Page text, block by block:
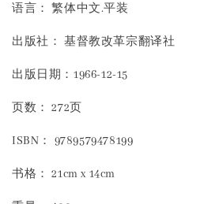
语言： 繁体中文.平装
出版社： 基督教改革宗翻译社
出版日期：1966-12-15
页数： 272页
ISBN： 9789579478199
书格： 21cm x 14cm